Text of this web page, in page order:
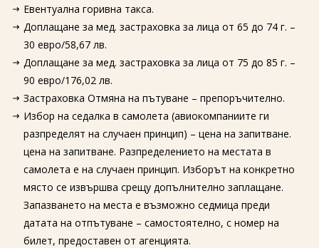
Евентуална горивна такса.
Доплащане за мед. застраховка за лица от 65 до 74 г. –
30 евро/58,67 лв.
Доплащане за мед. застраховка за лица от 75 до 85 г. –
90 евро/176,02 лв.
Застраховка Отмяна на пътуване – препоръчително.
Избор на седалка в самолета (авиокомпаниите ги
разпределят на случаен принцип) – цена на запитване.
цена на запитване. Разпределението на местата в
самолета е на случаен принцип. Изборът на конкретно
място се извършва срещу допълнително заплащане.
Запазването на места е възможно седмица преди
датата на отпътуване – самостоятелно, с номер на
билет, предоставен от агенцията.